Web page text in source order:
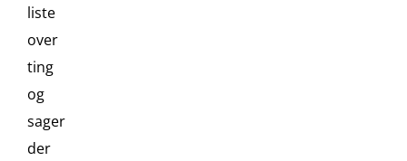
liste
over
ting
og
sager
der